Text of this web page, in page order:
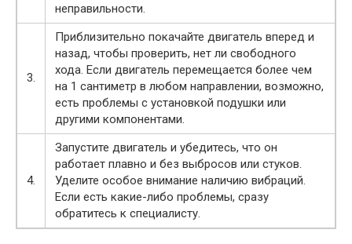
неправильности.
3.
Приблизительно покачайте двигатель вперед и
назад, чтобы проверить, нет ли свободного
хода. Если двигатель перемещается более чем
на 1 сантиметр в любом направлении, возможно,
есть проблемы с установкой подушки или
другими компонентами.
4.
Запустите двигатель и убедитесь, что он
работает плавно и без выбросов или стуков.
Уделите особое внимание наличию вибраций.
Если есть какие-либо проблемы, сразу
обратитесь к специалисту.